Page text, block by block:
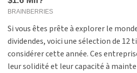
Si vous êtes prête à explorer le
dividendes, voici une sélection de
considérer cette année. Ces
leur solidité et leur capacité à